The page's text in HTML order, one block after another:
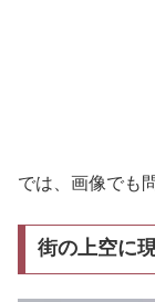
では、画像でも
街の上空に